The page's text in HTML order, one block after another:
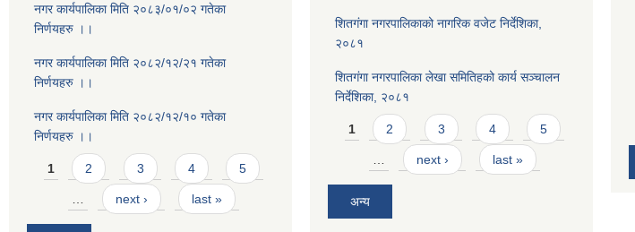
नगर कार्यपालिका मिति २०८३/०१/०२ गतेका
निर्णयहरु ।।
नगर कार्यपालिका मिति २०८२/१२/२१ गतेका
निर्णयहरु ।।
नगर कार्यपालिका मिति २०८२/१२/१० गतेका
निर्णयहरु ।।
Pages
1 2 3 4 5
next › last »
शितगंगा नगरपालिकाको नागरिक वजेट निर्देशिका,
२०८१
शितगंगा नगरपालिका लेखा समितिहको कार्य सञ्चालन
निर्देशिका, २०८१
Pages
1 2 3 4 5
next › last »
अन्य